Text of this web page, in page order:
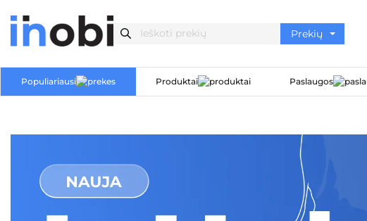
Populiariausi Produktai Paslaugos